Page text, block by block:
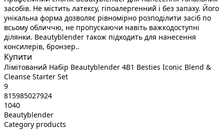
засобів. Не містить латексу, гіпоалергенний і без запаху. Його
унікальна форма дозволяє рівномірно розподілити засіб по
всьому обличчю, не пропускаючи навіть важкодоступні
ділянки. Beautyblender також підходить для нанесення
консилерів, бронзер..
Купити
Лімітований Набір Beautyblender 4В1 Besties Iconic Blend &
Cleanse Starter Set
9
815985027924
1040
Beautyblender
Category products